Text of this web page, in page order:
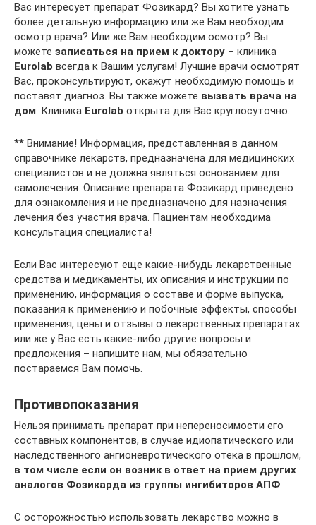
Вас интересует препарат Фозикард? Вы хотите узнать
более детальную информацию или же Вам необходим
осмотр врача? Или же Вам необходим осмотр? Вы
можете записаться на прием к доктору – клиника
Eurolab всегда к Вашим услугам! Лучшие врачи осмотрят
Вас, проконсультируют, окажут необходимую помощь и
поставят диагноз. Вы также можете вызвать врача на
дом. Клиника Eurolab открыта для Вас круглосуточно.
** Внимание! Информация, представленная в данном
справочнике лекарств, предназначена для медицинских
специалистов и не должна являться основанием для
самолечения. Описание препарата Фозикард приведено
для ознакомления и не предназначено для назначения
лечения без участия врача. Пациентам необходима
консультация специалиста!
Если Вас интересуют еще какие-нибудь лекарственные
средства и медикаменты, их описания и инструкции по
применению, информация о составе и форме выпуска,
показания к применению и побочные эффекты, способы
применения, цены и отзывы о лекарственных препаратах
или же у Вас есть какие-либо другие вопросы и
предложения – напишите нам, мы обязательно
постараемся Вам помочь.
Противопоказания
Нельзя принимать препарат при непереносимости его
составных компонентов, в случае идиопатического или
наследственного ангионевротического отека в прошлом,
в том числе если он возник в ответ на прием других
аналогов Фозикарда из группы ингибиторов АПФ.
С осторожностью использовать лекарство можно в